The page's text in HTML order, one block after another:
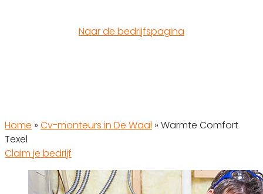
Naar de bedrijfspagina
Home » Cv-monteurs in De Waal » Warmte Comfort
Texel
Claim je bedrijf